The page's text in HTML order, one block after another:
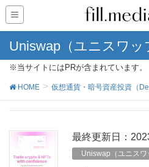
Uniswap（ユニスワッ
※当サイトにはPRが含まれています。
HOME 仮想通貨・暗号資産投資（
最終更新日：
Uniswap（ユニスワ